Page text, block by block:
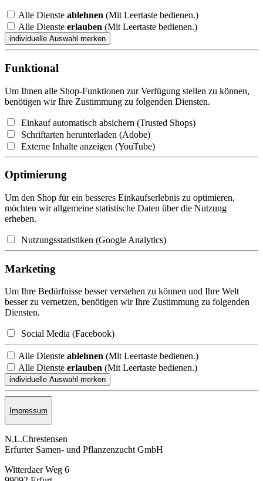
Alle Dienste ablehnen (Mit Leertaste bedienen.)
Alle Dienste erlauben (Mit Leertaste bedienen.)
Funktional
Um Ihnen alle Shop-Funktionen zur Verfügung stellen zu können,
benötigen wir Ihre Zustimmung zu folgenden Diensten.
Einkauf automatisch absichern (Trusted Shops)
Schriftarten herunterladen (Adobe)
Externe Inhalte anzeigen (YouTube)
Optimierung
Um den Shop für ein besseres Einkaufserlebnis zu optimieren,
möchten wir allgemeine statistische Daten über die Nutzung
erheben.
Nutzungsstatistiken (Google Analytics)
Marketing
Um Ihre Bedürfnisse besser verstehen zu können und Ihre Welt
besser zu vernetzen, benötigen wir Ihre Zustimmung zu folgenden
Diensten.
Social Media (Facebook)
Alle Dienste ablehnen (Mit Leertaste bedienen.)
Alle Dienste erlauben (Mit Leertaste bedienen.)
Impressum
N.L.Chrestensen
Erfurter Samen- und Pflanzen­zucht GmbH
Witterdaer Weg 6